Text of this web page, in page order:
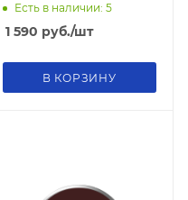
Есть в наличии: 5
1 590 руб./шт
В КОРЗИНУ